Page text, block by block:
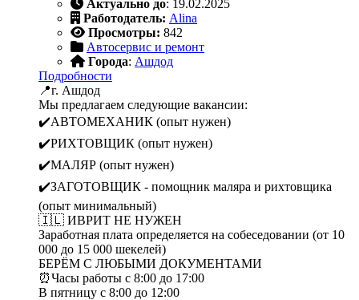
Актуально до: 19.02.2025
Работодатель: Alina
Просмотры: 842
Автосервис и ремонт
Города: Ашдод
Подробности
📍г. Ашдод
Мы предлагаем следующие вакансии:
✔️АВТОМЕХАНИК (опыт нужен)
✔️РИХТОВЩИК (опыт нужен)
✔️МАЛЯР (опыт нужен)
✔️ЗАГОТОВЩИК - помощник маляра и рихтовщика
(опыт минимальный)
🇮🇱 ИВРИТ НЕ НУЖЕН
Заработная плата определяется на собеседовании (от 10
000 до 15 000 шекелей)
БЕРЁМ С ЛЮБЫМИ ДОКУМЕНТАМИ
⏰Часы работы с 8:00 до 17:00
В пятницу с 8:00 до 12:00